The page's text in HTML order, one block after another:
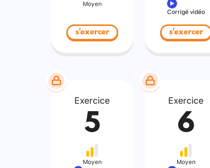
Moyen
s'exercer
Corrigé vidéo
s'exercer
Exercice
5
Moyen
Exercice
6
Moyen